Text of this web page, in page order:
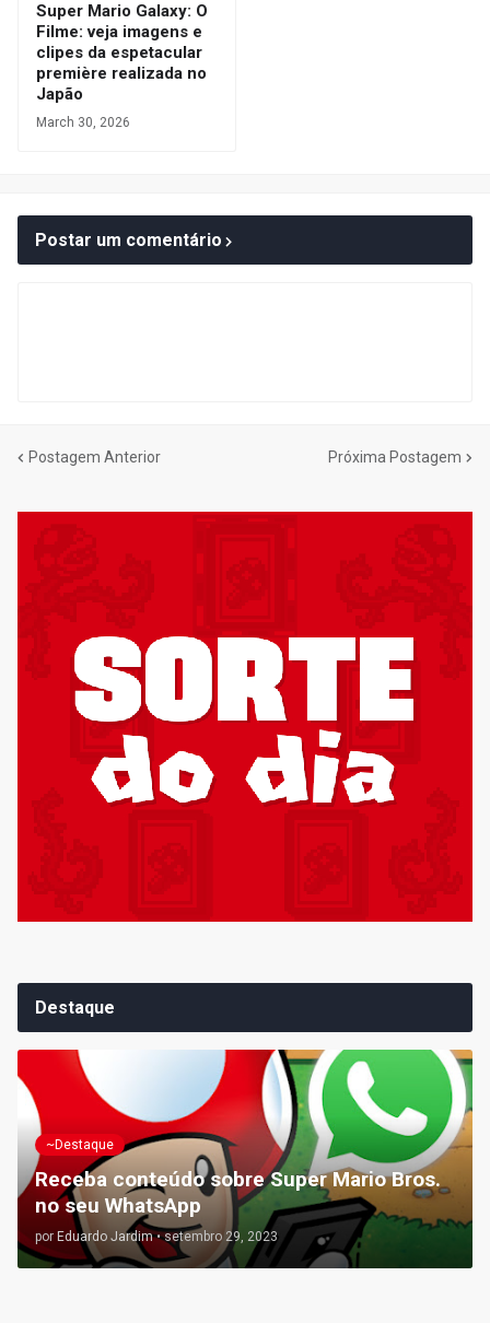
Super Mario Galaxy: O
Filme: veja imagens e
clipes da espetacular
première realizada no
Japão
March 30, 2026
Postar um comentário
Postagem Anterior Próxima Postagem
Destaque
~Destaque
Receba conteúdo sobre Super Mario Bros.
no seu WhatsApp
por Eduardo Jardim • setembro 29, 2023